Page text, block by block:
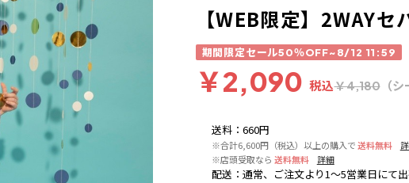
送料： 660円
※合計6,600円（税込）以上の購入で送料無料
※店頭受取なら 送料無料 詳細
配送 ： 通常、ご注文より1～5営業日にて
【WEB限定】2WAY
期間限定セール50％OFF~8/12 11:59
￥2,090 税込￥4,180（シ